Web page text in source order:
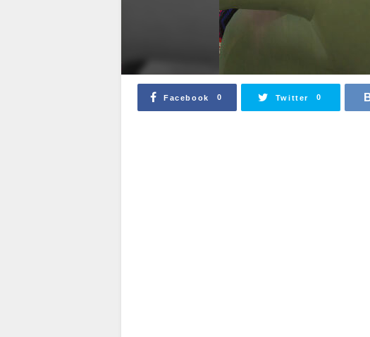
Facebook 0 Twitter 0